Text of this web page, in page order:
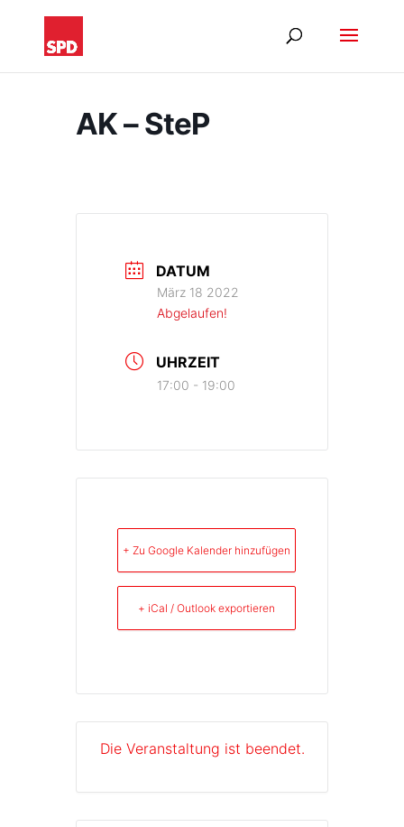
AK – SteP
DATUM
März 18 2022
Abgelaufen!
UHRZEIT
17:00 - 19:00
+ Zu Google Kalender hinzufügen
+ iCal / Outlook exportieren
Die Veranstaltung ist beendet.